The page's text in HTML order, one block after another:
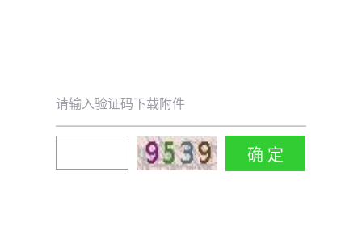
请输入验证码下载附件